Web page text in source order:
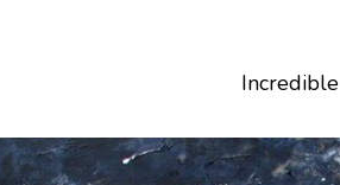
Incredible